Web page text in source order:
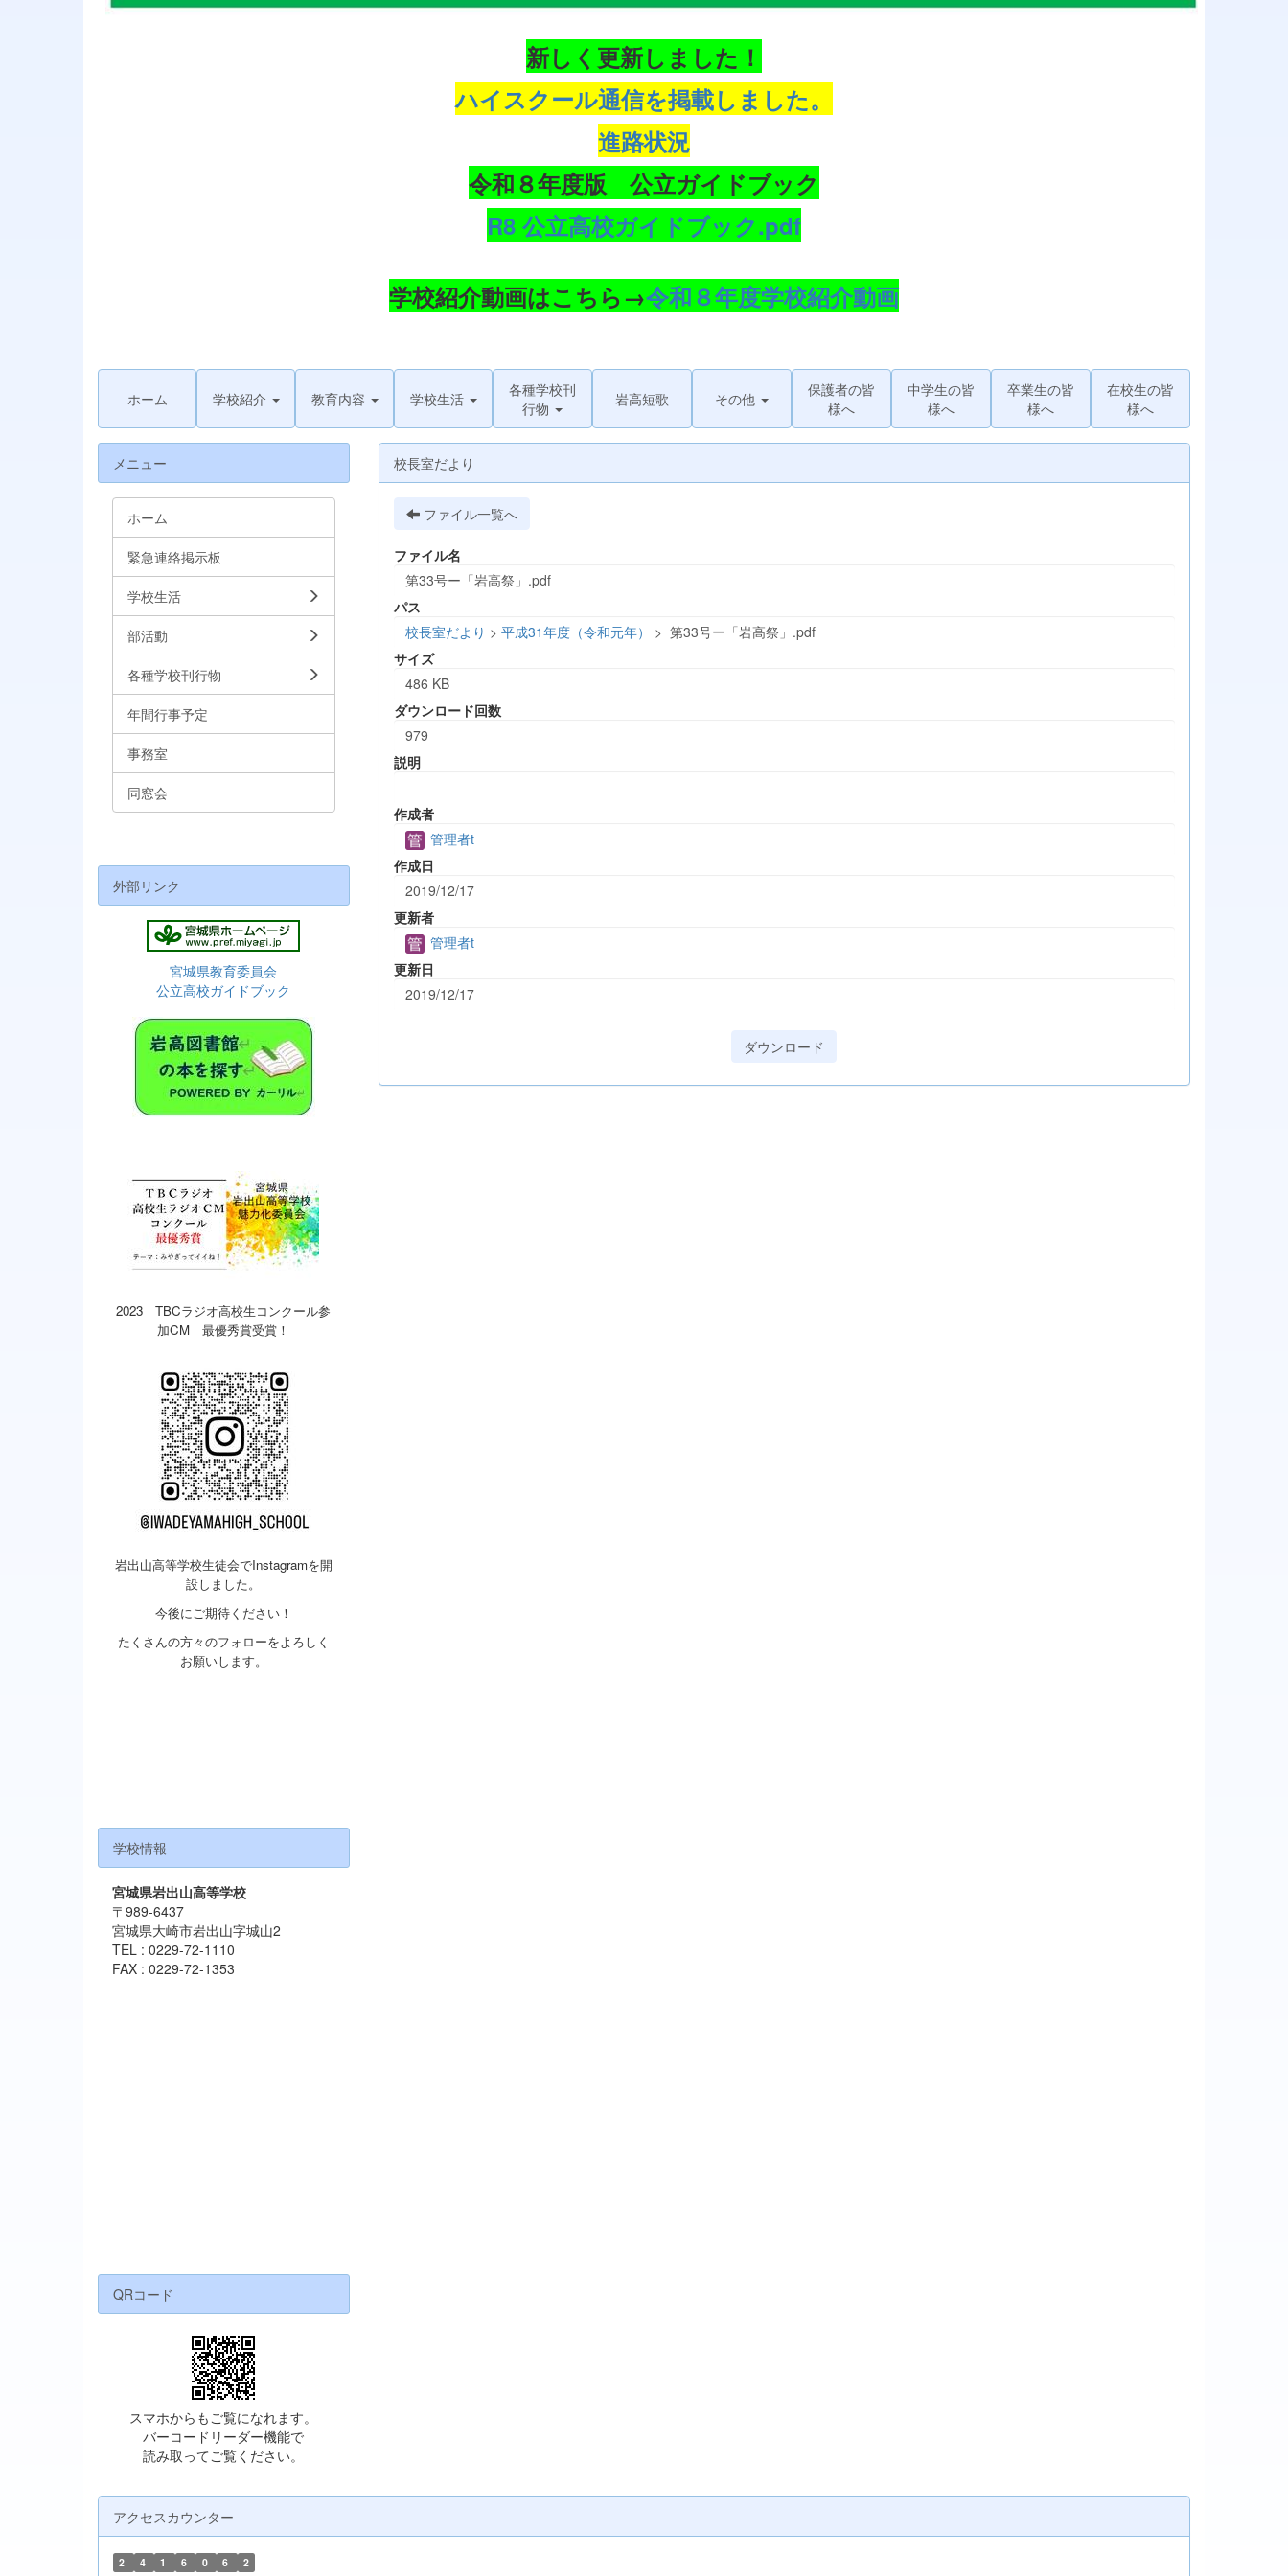
新しく更新しました！
ハイスクール通信を掲載しました。
進路状況
令和８年度版 公立ガイドブック
R8 公立高校ガイドブック.pdf
学校紹介動画はこちら→令和８年度学校紹介動画
ホーム 学校紹介 教育内容 学校生活
各種学校刊
行物
岩高短歌 その他
保護者の皆
様へ
中学生の皆
様へ
卒業生の皆
様へ
在校生の皆
様へ
校長室だより
ファイル一覧へ
ファイル名
第33号ー「岩高祭」.pdf
パス
校長室だより > 平成31年度（令和元年） > 第33号ー「岩高祭」.pdf
サイズ
486 KB
ダウンロード回数
979
説明
作成者
管理者t
作成日
2019/12/17
更新者
管理者t
更新日
2019/12/17
ダウンロード
メニュー
ホーム
緊急連絡掲示板
学校生活
部活動
各種学校刊行物
年間行事予定
事務室
同窓会
外部リンク
宮城県教育委員会
公立高校ガイドブック
2023 TBCラジオ高校生コンクール参
加CM 最優秀賞受賞！
岩出山高等学校生徒会でInstagramを開
設しました。
今後にご期待ください！
たくさんの方々のフォローをよろしく
お願いします。
学校情報
宮城県岩出山高等学校
〒989-6437
宮城県大崎市岩出山字城山2
TEL : 0229-72-1110
FAX : 0229-72-1353
QRコード
スマホからもご覧になれます。
バーコードリーダー機能で
読み取ってご覧ください。
アクセスカウンター
2 4 1 6 0 6 2